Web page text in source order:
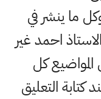
ما ينشر في
احمد غير
كل
التعليق